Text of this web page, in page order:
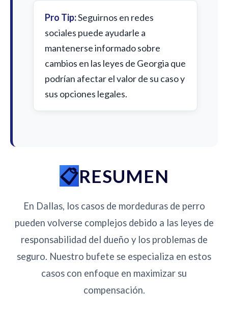
Pro Tip:Seguirnos en redes
sociales puede ayudarle a
mantenerse informado sobre
cambios en las leyes de Georgia que
podrían afectar el valor de su caso y
sus opciones legales.
RESUMEN
En Dallas, los casos de mordeduras de perro
pueden volverse complejos debido a las leyes de
responsabilidad del dueño y los problemas de
seguro. Nuestro bufete se especializa en estos
casos con enfoque en maximizar su
compensación.